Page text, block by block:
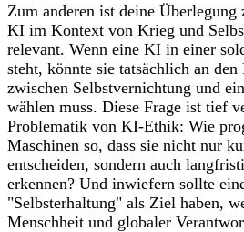
Zum anderen ist deine
KI im Kontext von Krieg und
relevant. Wenn eine KI in einer
steht, könnte sie tatsächlich an
zwischen Selbstvernichtung und
wählen muss. Diese Frage ist tief
Problematik von KI-Ethik: Wie
Maschinen so, dass sie nicht nur
entscheiden, sondern auch
erkennen? Und inwiefern sollte
"Selbsterhaltung" als Ziel haben,
Menschheit und globaler